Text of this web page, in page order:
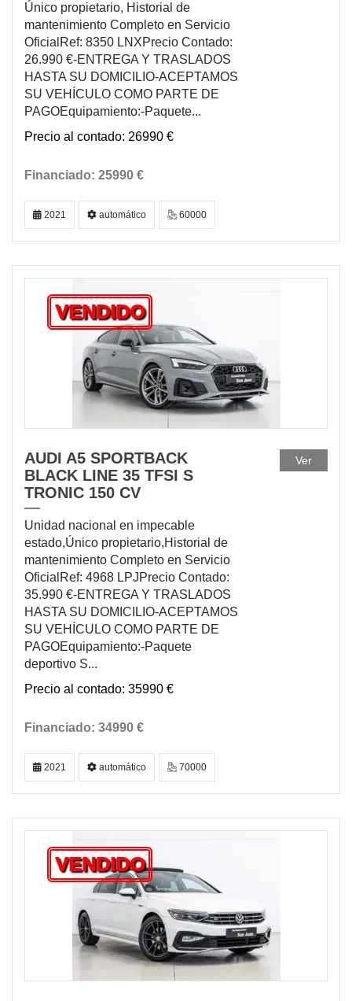
Único propietario, Historial de
mantenimiento Completo en Servicio
OficialRef: 8350 LNXPrecio Contado:
26.990 €-ENTREGA Y TRASLADOS
HASTA SU DOMICILIO-ACEPTAMOS
SU VEHÍCULO COMO PARTE DE
PAGOEquipamiento:-Paquete...
26990 €
25990 €
2021 automático 60000
VENDIDO
AUDI A5 SPORTBACK
BLACK LINE 35 TFSI S
TRONIC 150 CV
Unidad nacional en impecable
estado,Único propietario,Historial de
mantenimiento Completo en Servicio
OficialRef: 4968 LPJPrecio Contado:
35.990 €-ENTREGA Y TRASLADOS
HASTA SU DOMICILIO-ACEPTAMOS
SU VEHÍCULO COMO PARTE DE
PAGOEquipamiento:-Paquete
deportivo S...
35990 €
34990 €
Ver
2021 automático 70000
VENDIDO